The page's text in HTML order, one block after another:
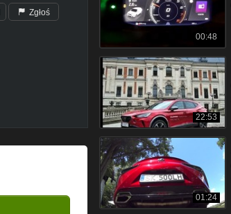
Zgłoś
00:48
22:53
01:24